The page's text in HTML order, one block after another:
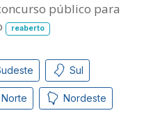
público para
reaberto
Sul
Norte Nordeste